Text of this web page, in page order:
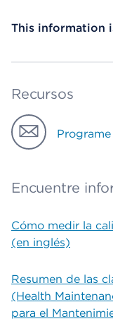
This information
Recursos
Encuentre
Cómo medir la
(en inglés)
Resumen de las
(Health
para el